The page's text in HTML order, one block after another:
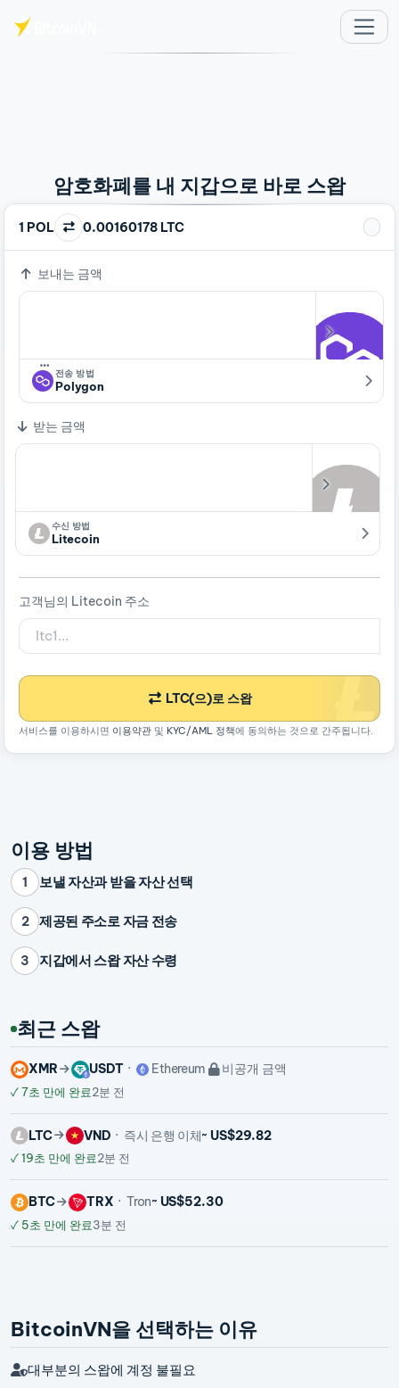
암호화폐를 내 지갑으로 바로 스왑
1 POL 0.00160178 LTC
보내는 금액
…
전송 방법
Polygon
받는 금액
수신 방법
Litecoin
고객님의 Litecoin 주소
LTC(으)로 스왑
서비스를 이용하시면 이용약관 및 KYC/AML 정책에 동의하는 것으로 간주됩니다.
이용 방법
1 보낼 자산과 받을 자산 선택
2 제공된 주소로 자금 전송
3 지갑에서 스왑 자산 수령
최근 스왑
XMR USDT Ethereum 비공개 금액
✓7초 만에 완료2분 전
LTC VND 즉시 은행 이체~ US$29.82
✓19초 만에 완료2분 전
BTC TRX Tron~ US$52.30
✓ 5초 만에 완료3분 전
BitcoinVN을 선택하는 이유
대부분의 스왑에 계정 불필요